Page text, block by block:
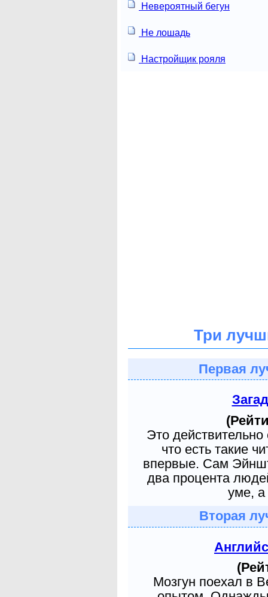
Невероятный бегун
Не лошадь
Настройщик рояля
Три
Первая
Это
что есть такие
впервые. Сам
два процента
уме, а
Вторая
Мозгун поехал в